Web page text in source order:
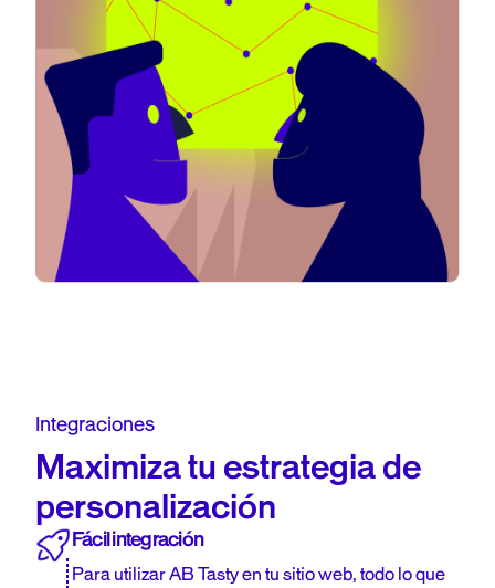
Integraciones
Maximiza tu estrategia de
personalización
Fácil integración
Para utilizar AB Tasty en tu sitio web, todo lo que